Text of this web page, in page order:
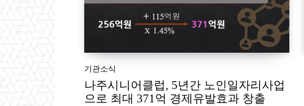
기관소식
나주시니어클럽, 5년간 노인일자리사업
으로 최대 371억 경제유발효과 창출